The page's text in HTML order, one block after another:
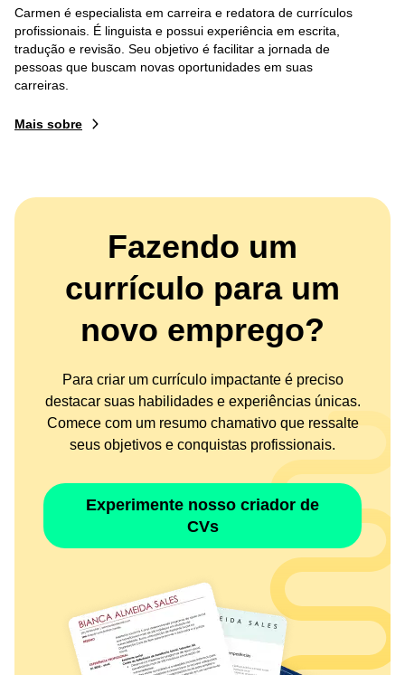
Carmen é especialista em carreira e redatora de currículos
profissionais. É linguista e possui experiência em escrita,
tradução e revisão. Seu objetivo é facilitar a jornada de
pessoas que buscam novas oportunidades em suas
carreiras.
Mais sobre
Fazendo um
currículo para um
novo emprego?
Para criar um currículo impactante é preciso
destacar suas habilidades e experiências únicas.
Comece com um resumo chamativo que ressalte
seus objetivos e conquistas profissionais.
Experimente nosso criador de
CVs